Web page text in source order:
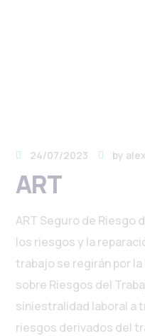
24/07/2023 by alex
ART
ART Seguro de Riesgo
los riesgos y la
trabajo se regirán por
sobre Riesgos del
siniestralidad laboral a
riesgos derivados del